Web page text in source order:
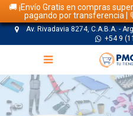
🚚 ¡Envío Gratis en compras
pagando por transferencia |
Av. Rivadavia 8274, C.A.B.A. -
+54 9